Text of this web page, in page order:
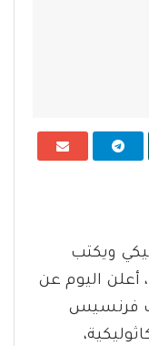
ويكتب
أعلن اليوم عن
فرنسيس